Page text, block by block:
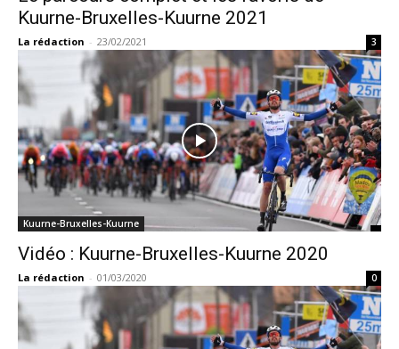
Kuurne-Bruxelles-Kuurne 2021
La rédaction - 23/02/2021 3
Kuurne-Bruxelles-Kuurne
Vidéo : Kuurne-Bruxelles-Kuurne 2020
La rédaction - 01/03/2020 0